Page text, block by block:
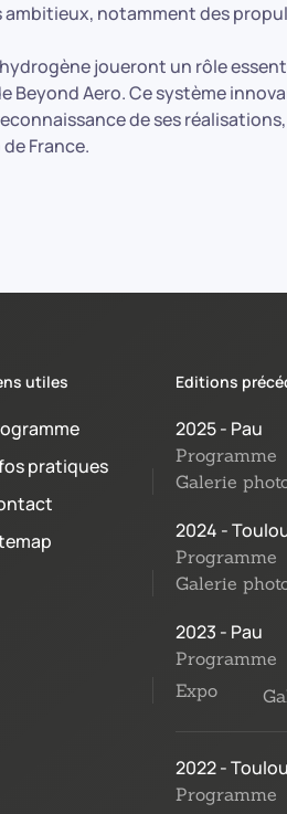
notamment des
joueront un rôle
Aero. Ce système
de ses
France.
utiles
pratiques
Editions
2025 - Pau
Programme
Galerie
2024 -
Programme
Galerie
2023 - Pau
Programme
Expo
2022 -
Programme